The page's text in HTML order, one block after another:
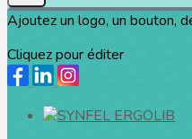
Ajoutez un logo, un bouton,
Cliquez pour éditer